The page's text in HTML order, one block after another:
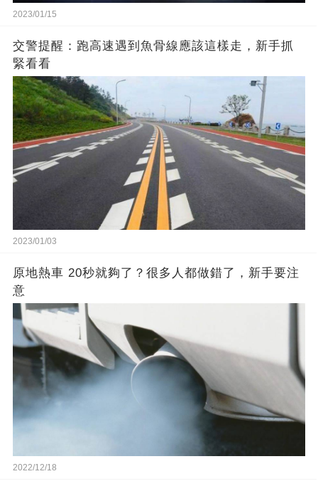
2023/01/15
交警提醒：跑高速遇到魚骨線應該這樣走，新手抓
緊看看
2023/01/03
原地熱車 20秒就夠了？很多人都做錯了，新手要注
意
2022/12/18